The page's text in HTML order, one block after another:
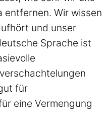
entfernen. Wir wissen
und unser
Sprache ist
für
eine Vermengung